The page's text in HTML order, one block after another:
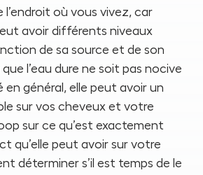
l’endroit où vous vivez, car
avoir différents niveaux
de sa source et de son
l’eau dure ne soit pas nocive
général, elle peut avoir un
sur vos cheveux et votre
sur ce qu’est exactement
qu’elle peut avoir sur votre
déterminer s’il est temps de le